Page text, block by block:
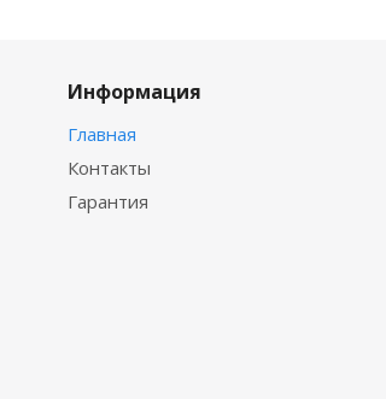
Информация
Главная
Контакты
Гарантия